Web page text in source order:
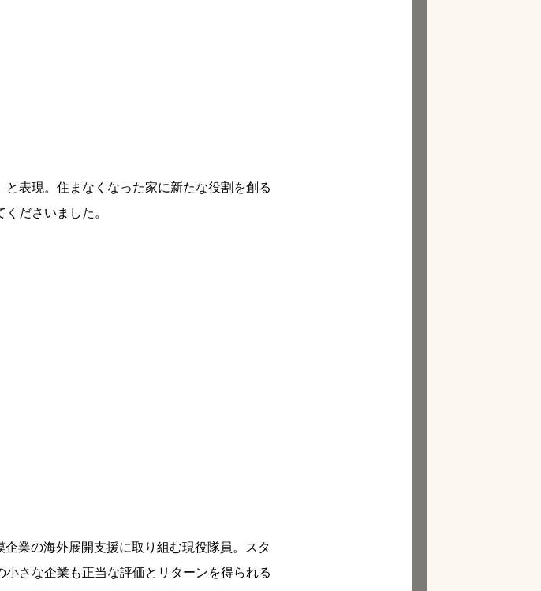
と表現。住まなくなった家に新たな役割を創る
ださいました。
業の海外展開支援に取り組む現役隊員。スタ
さな企業も正当な評価とリターンを得られる